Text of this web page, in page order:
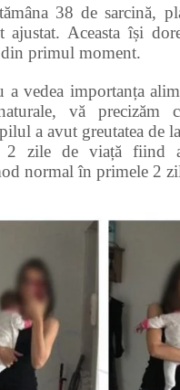
38 de sarcină,
ajustat. Aceasta își
din primul moment.
a vedea importanța
vă precizăm
a avut greutatea de
2 zile de viață fiind
normal în primele 2